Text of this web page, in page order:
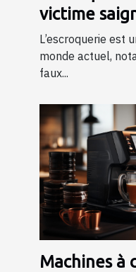
victime
L’escroquerie est
monde actuel,
faux...
Machines à